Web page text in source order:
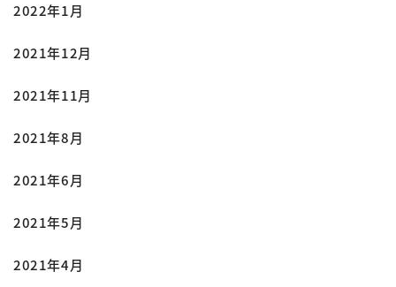
2022年1月
2021年12月
2021年11月
2021年8月
2021年6月
2021年5月
2021年4月